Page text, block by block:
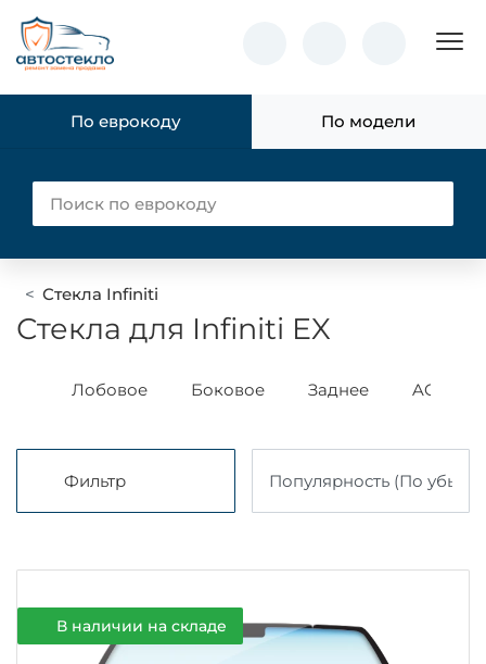
По еврокоду По модели
Стекла Infiniti
Стекла для Infiniti EX
Лобовое Боковое Заднее AGC
Фильтр
В наличии на складе